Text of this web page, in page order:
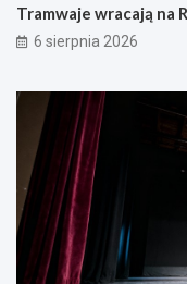
Tramwaje wracają na
6 sierpnia 2026